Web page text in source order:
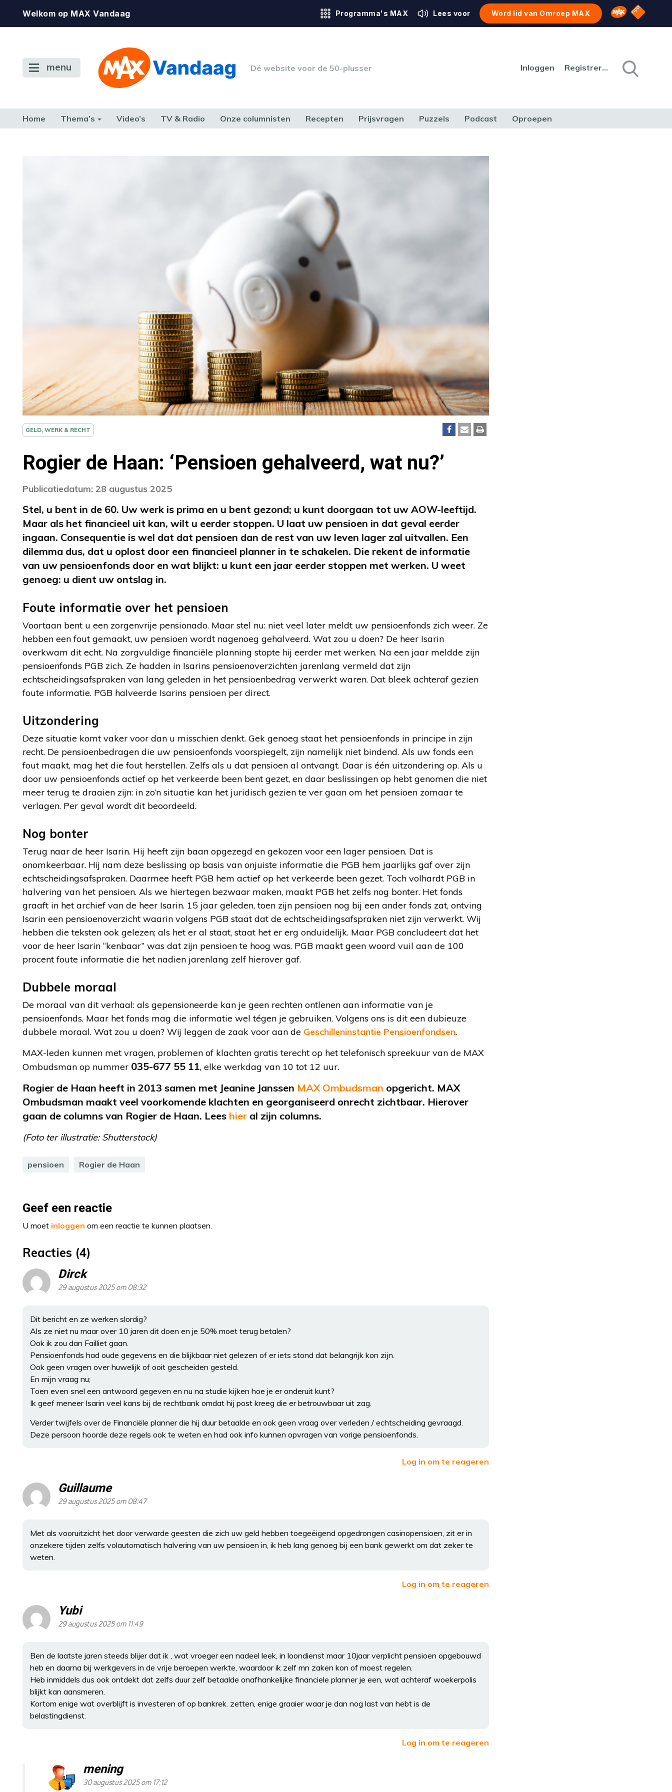
Welkom op MAX Vandaag Programma's MAX Lees voor Word lid van Omroep MAX Omroep MAX
NPO
menu Dé website voor de 50-plusser Inloggen Registreren
Home Thema’s Video’s TV & Radio Onze columnisten Recepten Prijsvragen Puzzels Podcast Oproepen
GELD, WERK & RECHT
Rogier de Haan: ‘Pensioen gehalveerd, wat nu?’
Publicatiedatum: 28 augustus 2025
Stel, u bent in de 60. Uw werk is prima en u bent gezond; u kunt doorgaan tot uw AOW-leeftijd.
Maar als het financieel uit kan, wilt u eerder stoppen. U laat uw pensioen in dat geval eerder
ingaan. Consequentie is wel dat dat pensioen dan de rest van uw leven lager zal uitvallen. Een
dilemma dus, dat u oplost door een financieel planner in te schakelen. Die rekent de informatie
van uw pensioenfonds door en wat blijkt: u kunt een jaar eerder stoppen met werken. U weet
genoeg: u dient uw ontslag in.
Foute informatie over het pensioen
Voortaan bent u een zorgenvrije pensionado. Maar stel nu: niet veel later meldt uw pensioenfonds zich weer. Ze
hebben een fout gemaakt, uw pensioen wordt nagenoeg gehalveerd. Wat zou u doen? De heer Isarin
overkwam dit echt. Na zorgvuldige financiële planning stopte hij eerder met werken. Na een jaar meldde zijn
pensioenfonds PGB zich. Ze hadden in Isarins pensioenoverzichten jarenlang vermeld dat zijn
echtscheidingsafspraken van lang geleden in het pensioenbedrag verwerkt waren. Dat bleek achteraf gezien
foute informatie. PGB halveerde Isarins pensioen per direct.
Uitzondering
Deze situatie komt vaker voor dan u misschien denkt. Gek genoeg staat het pensioenfonds in principe in zijn
recht. De pensioenbedragen die uw pensioenfonds voorspiegelt, zijn namelijk niet bindend. Als uw fonds een
fout maakt, mag het die fout herstellen. Zelfs als u dat pensioen al ontvangt. Daar is één uitzondering op. Als u
door uw pensioenfonds actief op het verkeerde been bent gezet, en daar beslissingen op hebt genomen die niet
meer terug te draaien zijn: in zo’n situatie kan het juridisch gezien te ver gaan om het pensioen zomaar te
verlagen. Per geval wordt dit beoordeeld.
Nog bonter
Terug naar de heer Isarin. Hij heeft zijn baan opgezegd en gekozen voor een lager pensioen. Dat is
onomkeerbaar. Hij nam deze beslissing op basis van onjuiste informatie die PGB hem jaarlijks gaf over zijn
echtscheidingsafspraken. Daarmee heeft PGB hem actief op het verkeerde been gezet. Toch volhardt PGB in
halvering van het pensioen. Als we hiertegen bezwaar maken, maakt PGB het zelfs nog bonter. Het fonds
graaft in het archief van de heer Isarin. 15 jaar geleden, toen zijn pensioen nog bij een ander fonds zat, ontving
Isarin een pensioenoverzicht waarin volgens PGB staat dat de echtscheidingsafspraken niet zijn verwerkt. Wij
hebben die teksten ook gelezen; als het er al staat, staat het er erg onduidelijk. Maar PGB concludeert dat het
voor de heer Isarin “kenbaar” was dat zijn pensioen te hoog was. PGB maakt geen woord vuil aan de 100
procent foute informatie die het nadien jarenlang zelf hierover gaf.
Dubbele moraal
De moraal van dit verhaal: als gepensioneerde kan je geen rechten ontlenen aan informatie van je
pensioenfonds. Maar het fonds mag die informatie wel tégen je gebruiken. Volgens ons is dit een dubieuze
dubbele moraal. Wat zou u doen? Wij leggen de zaak voor aan de Geschilleninstantie Pensioenfondsen.
MAX-leden kunnen met vragen, problemen of klachten gratis terecht op het telefonisch spreekuur van de MAX
Ombudsman op nummer 035-677 55 11, elke werkdag van 10 tot 12 uur.
Rogier de Haan heeft in 2013 samen met Jeanine Janssen MAX Ombudsman opgericht. MAX
Ombudsman maakt veel voorkomende klachten en georganiseerd onrecht zichtbaar. Hierover
gaan de columns van Rogier de Haan. Lees hier al zijn columns.
(Foto ter illustratie: Shutterstock)
pensioen Rogier de Haan
Geef een reactie
U moet inloggen om een reactie te kunnen plaatsen.
Reacties (4)
Dirck
29 augustus 2025 om 08:32
Dit bericht en ze werken slordig?
Als ze niet nu maar over 10 jaren dit doen en je 50% moet terug betalen?
Ook ik zou dan Failliet gaan.
Pensioenfonds had oude gegevens en die blijkbaar niet gelezen of er iets stond dat belangrijk kon zijn.
Ook geen vragen over huwelijk of ooit gescheiden gesteld.
En mijn vraag nu;
Toen even snel een antwoord gegeven en nu na studie kijken hoe je er onderuit kunt?
Ik geef meneer Isarin veel kans bij de rechtbank omdat hij post kreeg die er betrouwbaar uit zag.
Verder twijfels over de Financiële planner die hij duur betaalde en ook geen vraag over verleden / echtscheiding gevraagd.
Deze persoon hoorde deze regels ook te weten en had ook info kunnen opvragen van vorige pensioenfonds.
Log in om te reageren
Guillaume
29 augustus 2025 om 08:47
Met als vooruitzicht het door verwarde geesten die zich uw geld hebben toegeëigend opgedrongen casinopensioen, zit er in
onzekere tijden zelfs volautomatisch halvering van uw pensioen in, ik heb lang genoeg bij een bank gewerkt om dat zeker te
weten.
Log in om te reageren
Yubi
29 augustus 2025 om 11:49
Ben de laatste jaren steeds blijer dat ik , wat vroeger een nadeel leek, in loondienst maar 10jaar verplicht pensioen opgebouwd
heb en daarna bij werkgevers in de vrije beroepen werkte, waardoor ik zelf mn zaken kon of moest regelen.
Heb inmiddels dus ook ontdekt dat zelfs duur zelf betaalde onafhankelijke financiele planner je een, wat achteraf woekerpolis
blijkt kan aansmeren.
Kortom enige wat overblijft is investeren of op bankrek. zetten, enige graaier waar je dan nog last van hebt is de
belastingdienst.
Log in om te reageren
mening
30 augustus 2025 om 17:12